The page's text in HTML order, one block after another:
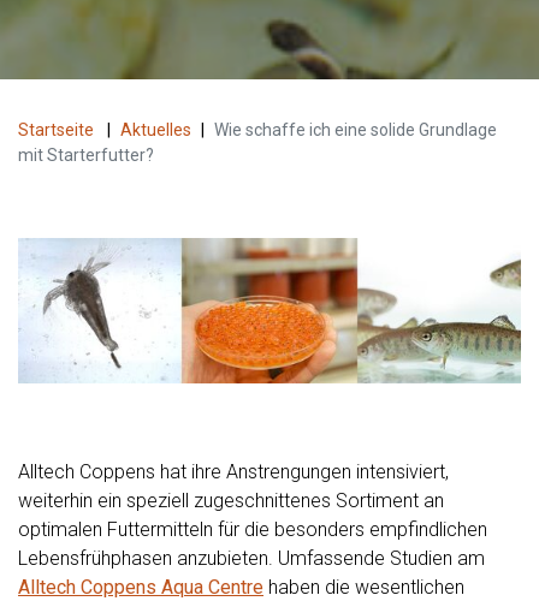
Startseite Aktuelles
Wie schaffe ich eine solide Grundlage
mit Starterfutter?
Alltech Coppens hat ihre Anstrengungen intensiviert,
weiterhin ein speziell zugeschnittenes Sortiment an
optimalen Futtermitteln für die besonders empfindlichen
Lebensfrühphasen anzubieten. Umfassende Studien am
Alltech Coppens Aqua Centre haben die wesentlichen